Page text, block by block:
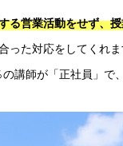
る営業活動をせず、
った対応をしてくれ
講師が「正社員」で